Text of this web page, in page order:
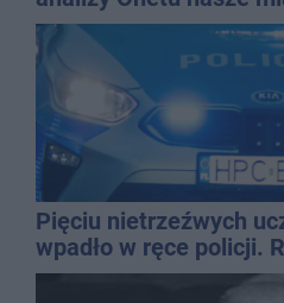
najbardziej narażonych
Pięciu nietrzeźwych
wpadło w ręce policji.
promila